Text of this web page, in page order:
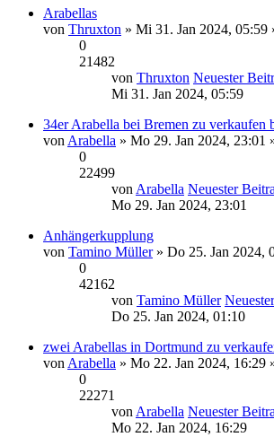
Arabellas
von Thruxton » Mi 31. Jan 2024, 05:59
0
21482
von Thruxton Neuester
Mi 31. Jan 2024, 05:59
34er Arabella bei Bremen zu verkaufen
von Arabella » Mo 29. Jan 2024, 23:01
0
22499
von Arabella Neuester
Mo 29. Jan 2024, 23:01
Anhängerkupplung
von Tamino Müller» Do 25. Jan 2024,
0
42162
von Tamino Müller
Do 25. Jan 2024, 01:10
zwei Arabellas in Dortmund zu
von Arabella » Mo 22. Jan 2024, 16:29
0
22271
von Arabella Neuester
Mo 22. Jan 2024, 16:29